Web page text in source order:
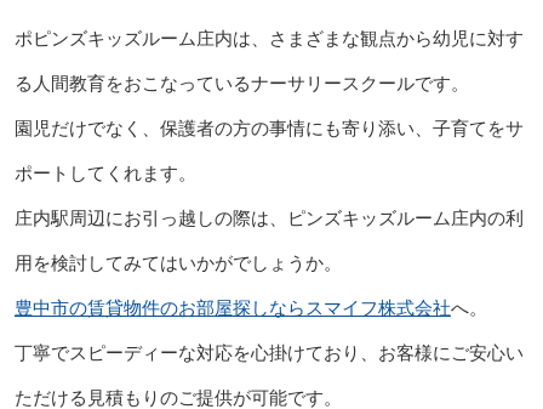
ポピンズキッズルーム庄内は、さまざまな観点から幼児に対す
る人間教育をおこなっているナーサリースクールです。
園児だけでなく、保護者の方の事情にも寄り添い、子育てをサ
ポートしてくれます。
庄内駅周辺にお引っ越しの際は、ピンズキッズルーム庄内の利
用を検討してみてはいかがでしょうか。
豊中市の賃貸物件のお部屋探しならスマイフ株式会社へ。
丁寧でスピーディーな対応を心掛けており、お客様にご安心い
ただける見積もりのご提供が可能です。